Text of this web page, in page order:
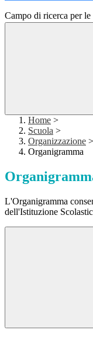
Campo di ricerca per
Home >
Scuola >
Organizzazione >
Organigramma
L'Organigramma
dell'Istituzione